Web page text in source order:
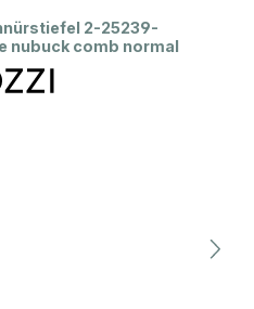
2-25239-
nubuck comb normal